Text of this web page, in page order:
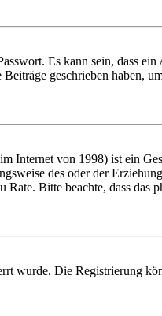
Es kann sein, dass
geschrieben haben,
Internet von 1998) ist ein
des oder der
Bitte beachte, dass das
wurde. Die Registrierung